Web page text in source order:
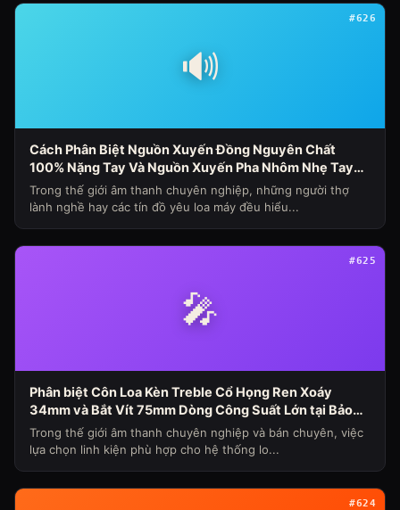
🔊
#626
Cách Phân Biệt Nguồn Xuyến Đồng Nguyên Chất
100% Nặng Tay Và Nguồn Xuyến Pha Nhôm Nhẹ Tay
Nhanh Nóng Sụt Áp Cho Loa Máy (Chủ Đề Loa Máy
Ngày 341)
Trong thế giới âm thanh chuyên nghiệp, những người thợ
lành nghề hay các tín đồ yêu loa máy đều hiểu...
🎤
#625
Phân biệt Côn Loa Kèn Treble Cổ Họng Ren Xoáy
34mm và Bắt Vít 75mm Dòng Công Suất Lớn tại Bảo
Hùng Audio (Chủ đề loa máy ngày 339)
Trong thế giới âm thanh chuyên nghiệp và bán chuyên, việc
lựa chọn linh kiện phù hợp cho hệ thống lo...
#624